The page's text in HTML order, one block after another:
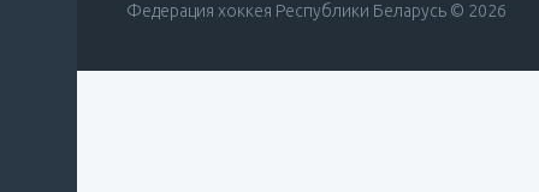
Федерация хоккея Республики Беларусь © 2026